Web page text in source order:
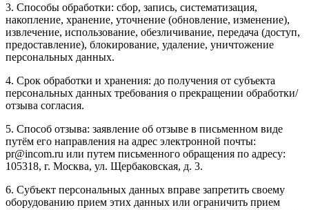
3. Способы обработки: сбор, запись, систематизация,
накопление, хранение, уточнение (обновление, изменение),
извлечение, использование, обезличивание, передача (доступ,
предоставление), блокирование, удаление, уничтожение
персональных данных.
4. Срок обработки и хранения: до получения от субъекта
персональных данных требования о прекращении обработки/
отзыва согласия.
5. Способ отзыва: заявление об отзыве в письменном виде
путём его направления на адрес электронной почты:
pr@incom.ru или путем письменного обращения по адресу:
105318, г. Москва, ул. Щербаковская, д. 3.
6. Субъект персональных данных вправе запретить своему
оборудованию прием этих данных или ограничить прием